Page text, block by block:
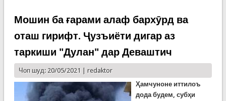
Мошин ба ғарами алаф бархӯрд ва
оташ гирифт. Ҷузъиёти дигар аз
таркиши "Дулан" дар Деваштич
Чоп шуд: 20/05/2021 | redaktor
Ҳамчуноне иттилоъ
дода будем, субҳи